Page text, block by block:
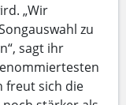
„Wir
zu
sagt ihr
freut sich die